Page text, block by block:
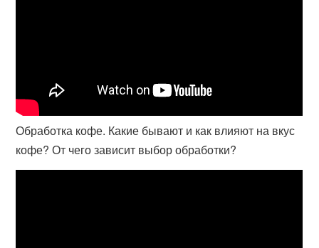
Обработка кофе. Какие бывают и как влияют на вкус
кофе? От чего зависит выбор обработки?